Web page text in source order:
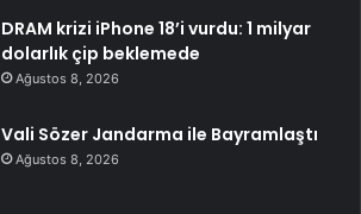
DRAM krizi iPhone 18’i vurdu: 1 milyar
dolarlık çip beklemede
Ağustos 8, 2026
Vali Sözer Jandarma ile Bayramlaştı
Ağustos 8, 2026